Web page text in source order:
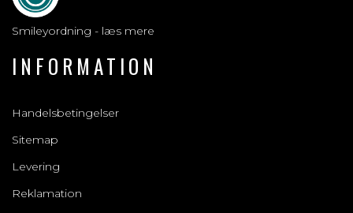
Smileyordning - læs mere
INFORMATION
Handelsbetingelser
Sitemap
Levering
Reklamation